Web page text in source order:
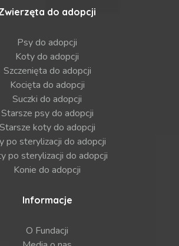
do adopcji
Psy do adopcji
Koty do adopcji
Szczenięta do adopcji
Kocięta do adopcji
Suczki do adopcji
Starsze psy do adopcji
Starsze koty do adopcji
po sterylizacji do adopcji
po sterylizacji do adopcji
Konie do adopcji
Informacje
O Fundacji